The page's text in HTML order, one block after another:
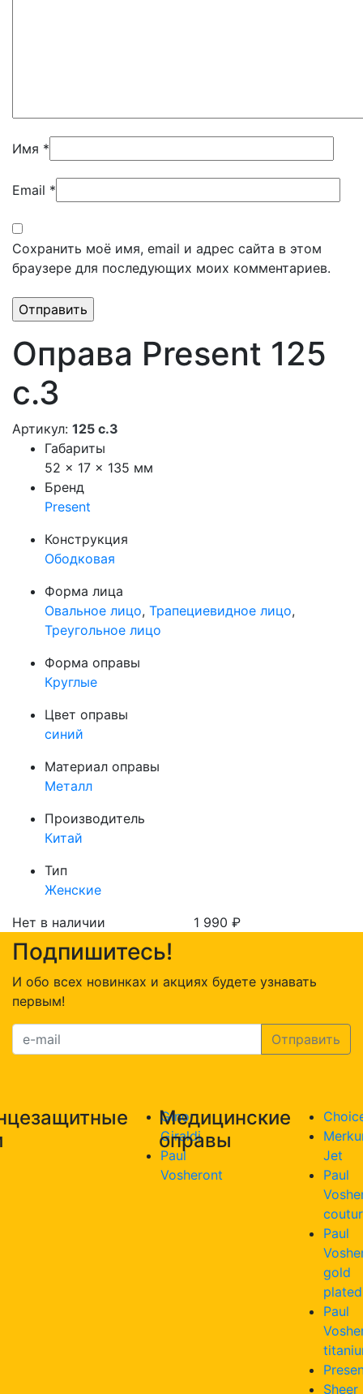
Имя *
Email *
Сохранить моё имя, email и адрес сайта в этом
браузере для последующих моих комментариев.
Оправа Present 125
с.3
Артикул: 125 с.3
Габариты
52 × 17 × 135 мм
Бренд
Present
Конструкция
Ободковая
Форма лица
Овальное лицо, Трапециевидное лицо,
Треугольное лицо
Форма оправы
Круглые
Цвет оправы
синий
Материал оправы
Металл
Производитель
Китай
Тип
Женские
Нет в наличии
1 990 ₽
Подпишитесь!
И обо всех новинках и акциях будете узнавать
первым!
Gino
Giraldi
Paul
Vosheront
Медицинские
оправы
Jet
Paul
Paul
gold
plated
Paul
Sheer